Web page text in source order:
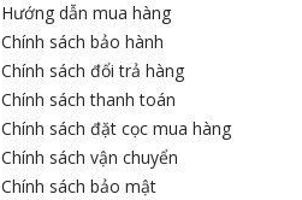
Hướng dẫn mua hàng
Chính sách bảo hành
Chính sách đổi trả hàng
Chính sách thanh toán
Chính sách đặt cọc mua hàng
Chính sách vận chuyển
Chính sách bảo mật